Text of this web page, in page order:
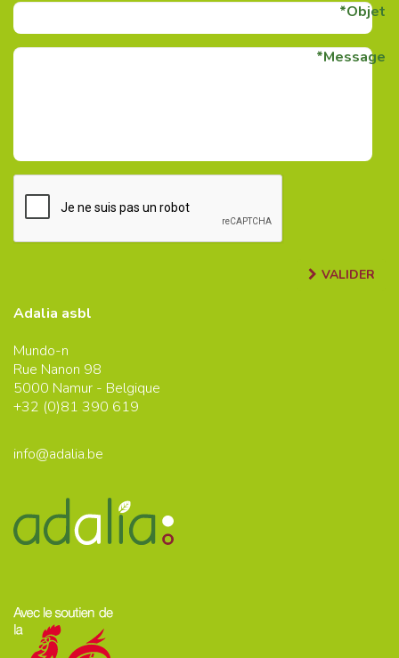
Objet
Message
VALIDER
Adalia asbl
Mundo-n
Rue Nanon 98
5000 Namur - Belgique
+32 (0)81 390 619
info@adalia.be